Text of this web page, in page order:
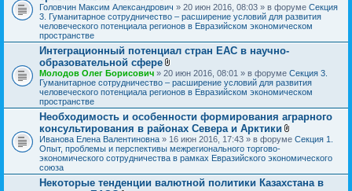
я
В
л
о
е
н
и
я
Головчин Максим Александрович » 20 июн 2016, 08:03 » в форуме Секция
3. Гуманитарное сотрудничество – расширение условий для развития
человеческого потенциала регионов в Евразийском экономическом
пространстве
Интеграционный потенциал стран ЕАС в научно-
образовательной сфере
В
л
о
е
н
и
я
Молодов Олег Борисович » 20 июн 2016, 08:01 » в форуме Секция 3.
Гуманитарное сотрудничество – расширение условий для развития
человеческого потенциала регионов в Евразийском экономическом
пространстве
Необходимость и особенности формирования аграрного
консультирования в районах Севера и Арктики
В
о
е
н
Иванова Елена Валентиновна » 16 июн 2016, 17:43 » в форуме Секция 1.
Опыт, проблемы и перспективы межрегионального торгово-
экономического сотрудничества в рамках Евразийского экономического
союза
Некоторые тенденции валютной политики Казахстана в